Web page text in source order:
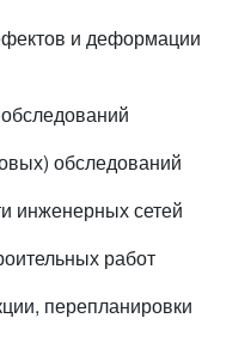
и деформации
обследований
инженерных сетей
работ
перепланировки